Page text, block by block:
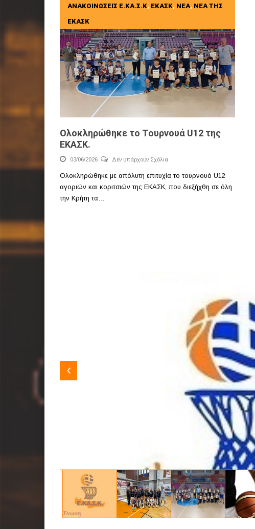
Ολοκληρώθηκε το Tουρνουά U12 της
ΕΚΑΣΚ.
03/06/2026 Δεν υπάρχουν Σχόλια
Ολοκληρώθηκε με απόλυτη επιτυχία το τουρνουά U12
αγοριών και κοριτσιών της ΕΚΑΣΚ, που διεξήχθη σε όλη
την Κρήτη τα…
ΑΝΑΚΟΙΝΩΣΕΙΣ Ε.ΚΑ.Σ.Κ, ΕΚΑΣΚ, ΝΕΑ, ΝΕΑ ΤΗΣ
ΕΚΑΣΚ